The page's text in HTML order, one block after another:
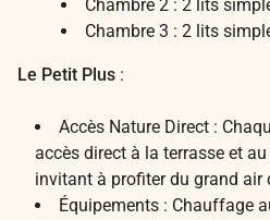
Chambre 2 : 2 lits
Chambre 3 : 2 lits
Le Petit Plus :
Accès Nature Direct :
accès direct à la terrasse et
invitant à profiter du grand air
Équipements : Chauffage